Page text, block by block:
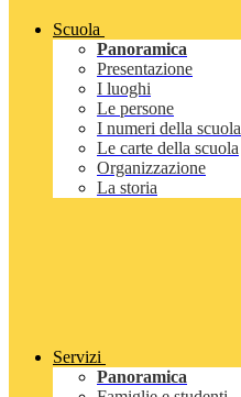
Scuola
Panoramica
Presentazione
I luoghi
Le persone
I numeri della scuola
Le carte della scuola
Organizzazione
La storia
Servizi
Panoramica